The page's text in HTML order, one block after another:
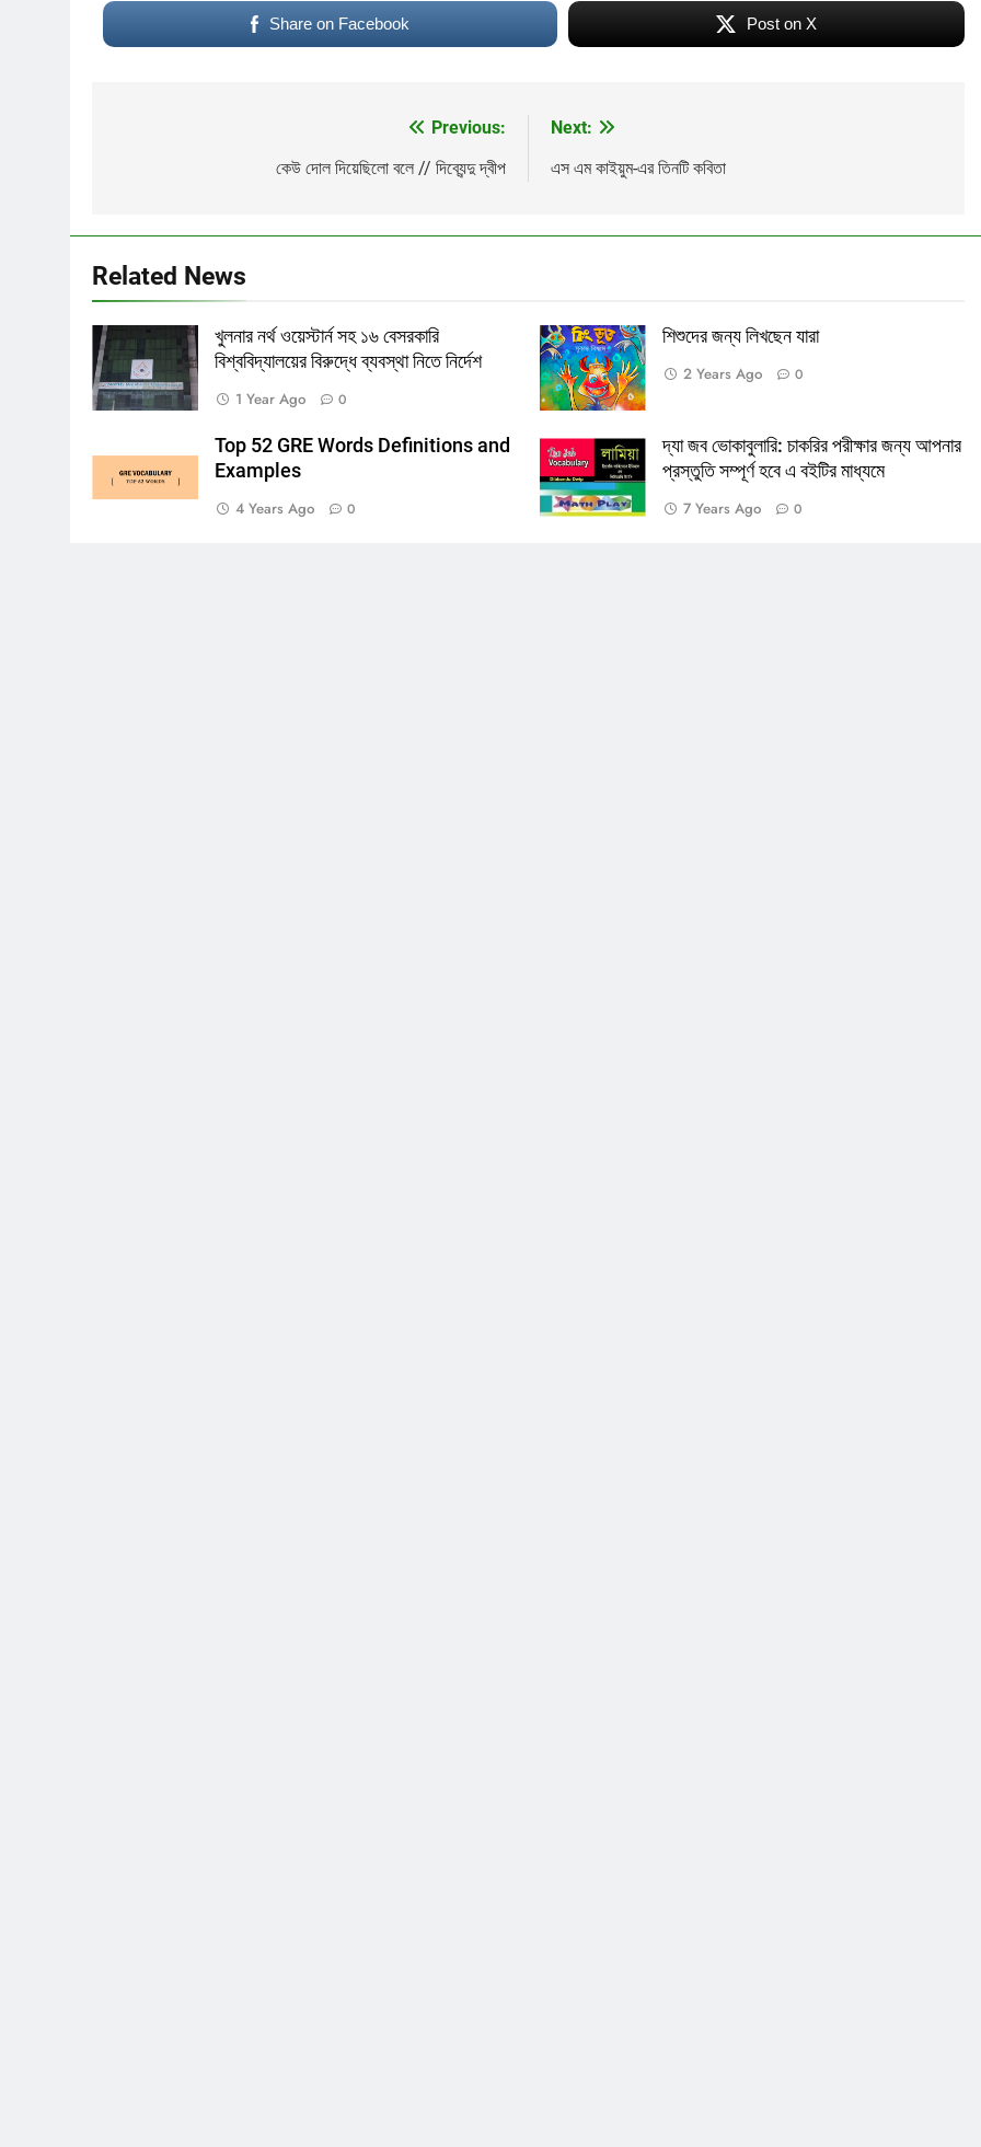
Share on Facebook Post on X
Previous:
কেউ দোল দিয়েছিলো বলে // দিব্যেন্দু দ্বীপ
Next:
এস এম কাইয়ুম-এর তিনটি কবিতা
Related News
খুলনার নর্থ ওয়েস্টার্ন সহ ১৬ বেসরকারি
বিশ্ববিদ্যালয়ের বিরুদ্ধে ব্যবস্থা নিতে নির্দেশ
1 Year Ago 0
শিশুদের জন্য লিখছেন যারা
2 Years Ago 0
Top 52 GRE Words Definitions and
Examples
4 Years Ago 0
দ্যা জব ভোকাবুলারি: চাকরির পরীক্ষার জন্য আপনার
প্রস্তুতি সম্পূর্ণ হবে এ বইটির মাধ্যমে
7 Years Ago 0